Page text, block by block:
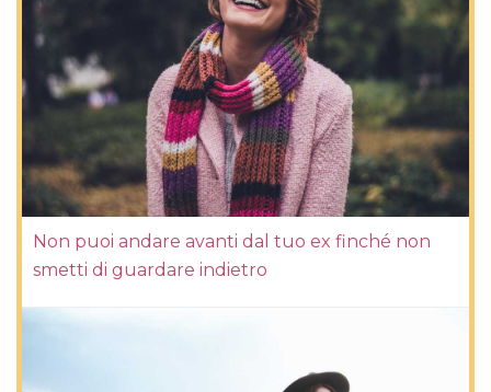
Non puoi andare avanti dal tuo ex finché non
smetti di guardare indietro